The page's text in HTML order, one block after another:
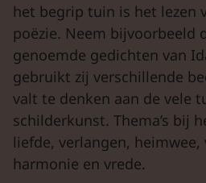
het begrip tuin is het lezen
poëzie. Neem bijvoorbeeld
genoemde gedichten van
gebruikt zij verschillende
valt te denken aan de vele
schilderkunst. Thema’s bij
liefde, verlangen,
harmonie en vrede.